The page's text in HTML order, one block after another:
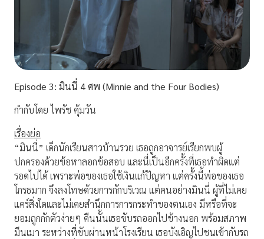
Episode 3: มินนี่ 4ศพ (Minnie and the Four Bodies)
กำกับโดย ไพรัช คุ้มวัน
เรื่องย่อ
“มินนี่” เด็กนักเรียนสาวบ้านรวย เธอถูกอาจารย์เรียกพบผู้
ปกครองด้วยข้อหาลอกข้อสอบ และนี่เป็นอีกครั้งที่เธอทำผิดแต่
รอดไปได้ เพราะพ่อของเธอใช้เงินแก้ปัญหา แต่ครั้งนี้พ่อของเธอ
โกรธมาก จึงลงโทษด้วยการกักบริเวณ แต่คนอย่างมินนี่ ผู้ที่ไม่เคย
แคร์สิ่งใดและไม่เคยสำนึกการการกระทำของตนเอง มีหรือที่จะ
ยอมถูกกักตัวง่ายๆ คืนนั้นเธอขับรถออกไปข้างนอก พร้อมสภาพ
มึนเมา ระหว่างที่ขับผ่านหน้าโรงเรียน เธอบังเอิญไปชนเข้ากับรถ